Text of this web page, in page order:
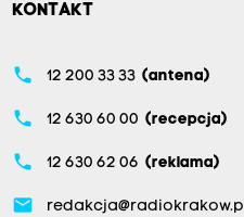
KONTAKT
phone 12 200 33 33 (antena)
phone 12 630 60 00 (recepcja)
phone 12 630 62 06 (reklama)
email redakcja@radiokrakow.pl